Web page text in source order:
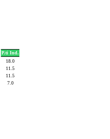
P.ti Ind.
18.0
11.5
11.5
7.0